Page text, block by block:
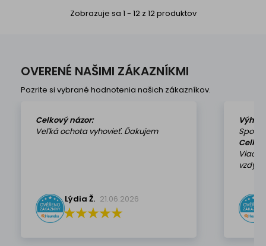
Zobrazuje sa 1 - 12 z 12 produktov
OVERENÉ NAŠIMI ZÁKAZNÍKMI
Pozrite si vybrané hodnotenia našich zákazníkov.
Celkový názor:
Veľká ochota vyhovieť. Ďakujem
Lýdia Ž. 21.06.2026
vzdy k